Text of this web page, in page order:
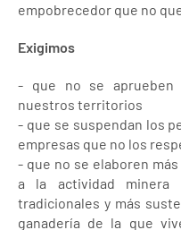
empobrecedor que no
Exigimos
- que no se aprueben
nuestros territorios
- que se suspendan los
empresas que no los
- que no se elaboren
a la actividad minera
tradicionales y más
ganadería de la que